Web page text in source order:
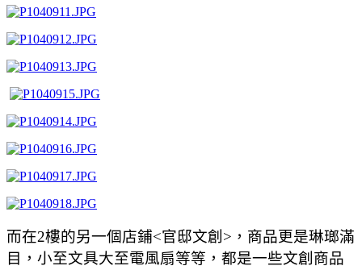
而在2樓的另一個店鋪<官邸文創>，商品更是琳瑯滿
目，小至文具大至電風扇等等，都是一些文創商品